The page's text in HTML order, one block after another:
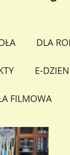
DLA
E-
FILMOWA